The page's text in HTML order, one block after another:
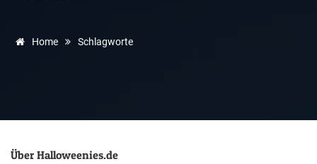
Home Schlagworte
Über Halloweenies.de